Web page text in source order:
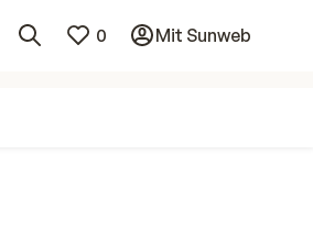
0 Mit Sunweb